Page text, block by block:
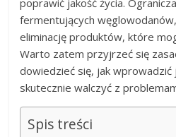
fermentujących
eliminację produktów, które
Warto zatem przyjrzeć się
dowiedzieć się, jak wprowadzić
skutecznie walczyć z
Spis treści